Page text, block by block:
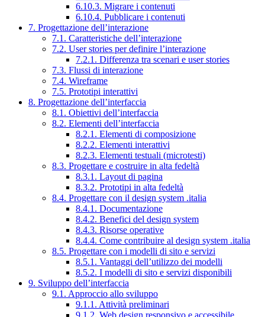
6.10.3. Migrare i contenuti
6.10.4. Pubblicare i contenuti
7. Progettazione dell’interazione
7.1. Caratteristiche dell’interazione
7.2. User stories per definire l’interazione
7.2.1. Differenza tra scenari e user stories
7.3. Flussi di interazione
7.4. Wireframe
7.5. Prototipi interattivi
8. Progettazione dell’interfaccia
8.1. Obiettivi dell’interfaccia
8.2. Elementi dell’interfaccia
8.2.1. Elementi di composizione
8.2.2. Elementi interattivi
8.2.3. Elementi testuali (microtesti)
8.3. Progettare e costruire in alta fedeltà
8.3.1. Layout di pagina
8.3.2. Prototipi in alta fedeltà
8.4. Progettare con il design system .italia
8.4.1. Documentazione
8.4.2. Benefici del design system
8.4.3. Risorse operative
8.4.4. Come contribuire al design system .italia
8.5. Progettare con i modelli di sito e servizi
8.5.1. Vantaggi dell’utilizzo dei modelli
8.5.2. I modelli di sito e servizi disponibili
9. Sviluppo dell’interfaccia
9.1. Approccio allo sviluppo
9.1.1. Attività preliminari
9.1.2. Web design responsivo e accessibile